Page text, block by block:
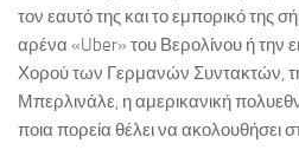
τον εαυτό της και το εμπορικό της
αρένα «Uber» του Βερολίνου ή την
Χορού των Γερμανών Συντακτών,
Μπερλινάλε, η αμερικανική
ποια πορεία θέλει να ακολουθήσει